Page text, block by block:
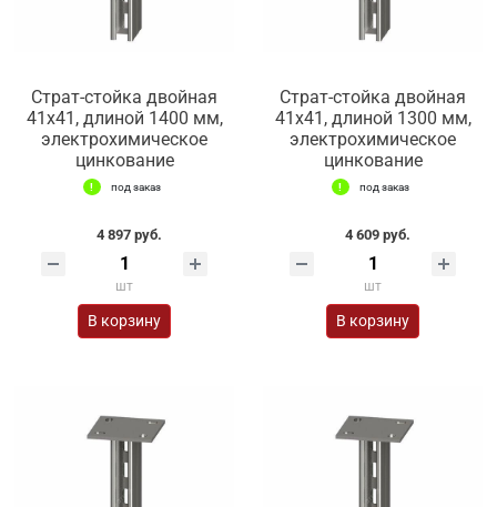
Страт-стойка двойная
41х41, длиной 1400 мм,
электрохимическое
цинкование
под заказ
4 897 руб.
шт
В корзину
Страт-стойка двойная
41х41, длиной 1300 мм,
электрохимическое
цинкование
под заказ
4 609 руб.
шт
В корзину